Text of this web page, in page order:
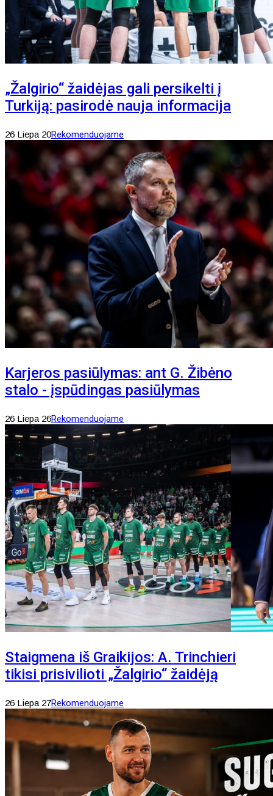
„Žalgirio“ žaidėjas gali persikelti į
Turkiją: pasirodė nauja informacija
26 Liepa 20Rekomenduojame
Karjeros pasiūlymas: ant G. Žibėno
stalo - įspūdingas pasiūlymas
26 Liepa 26Rekomenduojame
Staigmena iš Graikijos: A. Trinchieri
tikisi prisivilioti „Žalgirio“ žaidėją
26 Liepa 27Rekomenduojame